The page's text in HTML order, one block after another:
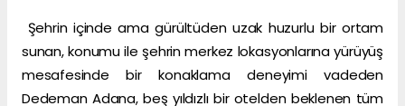
Şehrin içinde ama gürültüden uzak huzurlu bir ortam
sunan, konumu ile şehrin merkez lokasyonlarına yürüyüş
mesafesinde bir konaklama deneyimi vadeden
Dedeman Adana, beş yıldızlı bir otelden beklenen tüm